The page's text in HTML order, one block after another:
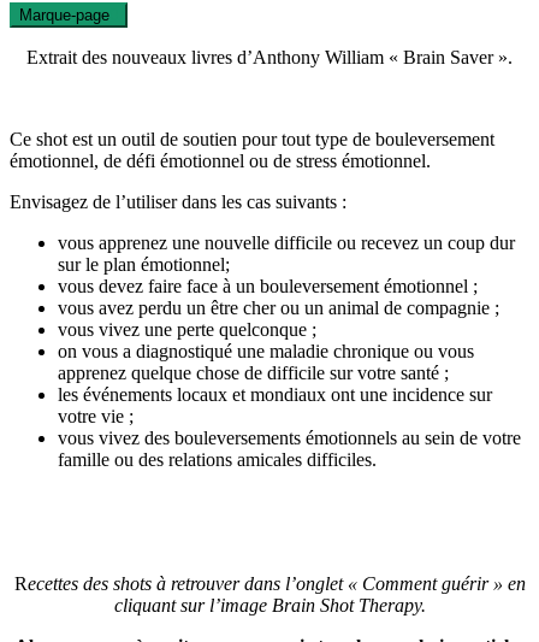
Marque-page
Extrait des nouveaux livres d’Anthony William « Brain Saver ».
Ce shot est un outil de soutien pour tout type de bouleversement
émotionnel, de défi émotionnel ou de stress émotionnel.
Envisagez de l’utiliser dans les cas suivants :
vous apprenez une nouvelle difficile ou recevez un coup dur
sur le plan émotionnel;
vous devez faire face à un bouleversement émotionnel ;
vous avez perdu un être cher ou un animal de compagnie ;
vous vivez une perte quelconque ;
on vous a diagnostiqué une maladie chronique ou vous
apprenez quelque chose de difficile sur votre santé ;
les événements locaux et mondiaux ont une incidence sur
votre vie ;
vous vivez des bouleversements émotionnels au sein de votre
famille ou des relations amicales difficiles.
Recettes des shots à retrouver dans l’onglet « Comment guérir » en
cliquant sur l’image Brain Shot Therapy.